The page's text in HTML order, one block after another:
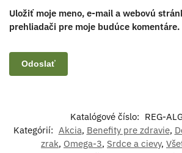
Uložiť moje meno, e-mail a webovú
prehliadači pre moje budúce komentáre.
Katalógové číslo: REG-
Kategórií: Akcia, Benefity pre zdravie,
zrak, Omega-3, Srdce a cievy,